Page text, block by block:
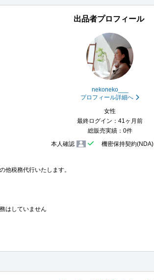
出品者プロフィール
nekoneko___
プロフィール詳細へ
女性
最終ログイン：41ヶ月前
総販売実績：0件
本人確認
機密保持契約(NDA)
他税務代行いたします。
はしていません